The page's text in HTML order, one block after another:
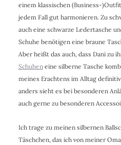
einem klassischen (Business-
jedem Fall gut harmonieren. Zu
auch eine schwarze Ledertasche
Schuhe benötigen eine braune
Aber heißt das auch, dass Dani zu
Schuheneine silberne Tasche
meines Erachtens im Alltag
anders sieht es bei besonderen
auch gerne zu besonderen
Ich trage zu meinen silbernen
Täschchen, das ich von meiner